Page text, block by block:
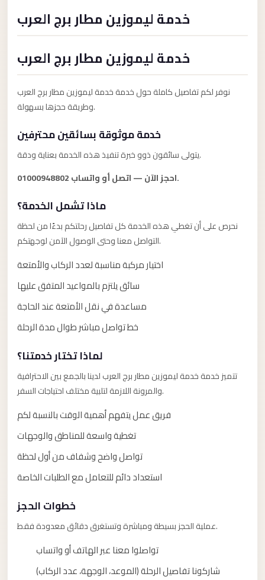
خدمة ليموزين مطار برج العرب
خدمة ليموزين مطار برج العرب
نوفر لكم تفاصيل كاملة حول خدمة خدمة ليموزين مطار برج العرب
وطريقة حجزها بسهولة.
خدمة موثوقة بسائقين محترفين
يتولى سائقون ذوو خبرة تنفيذ هذه الخدمة بعناية ودقة.
احجز الآن — اتصل أو واتساب 01000948802.
ماذا تشمل الخدمة؟
نحرص على أن تغطي هذه الخدمة كل تفاصيل رحلتكم بدءًا من لحظة
التواصل معنا وحتى الوصول الآمن لوجهتكم.
اختيار مركبة مناسبة لعدد الركاب والأمتعة
سائق يلتزم بالمواعيد المتفق عليها
مساعدة في نقل الأمتعة عند الحاجة
خط تواصل مباشر طوال مدة الرحلة
لماذا تختار خدمتنا؟
تتميز خدمة خدمة ليموزين مطار برج العرب لدينا بالجمع بين الاحترافية
والمرونة اللازمة لتلبية مختلف احتياجات السفر.
فريق عمل يتفهم أهمية الوقت بالنسبة لكم
تغطية واسعة للمناطق والوجهات
تواصل واضح وشفاف من أول لحظة
استعداد دائم للتعامل مع الطلبات الخاصة
خطوات الحجز
عملية الحجز بسيطة ومباشرة وتستغرق دقائق معدودة فقط.
تواصلوا معنا عبر الهاتف أو واتساب
شاركونا تفاصيل الرحلة (الموعد، الوجهة، عدد الركاب)
airport
egypt
Cairo
from
Anywhere
Transfer
Cairo
Airport
Transfer
Service
from
Airport
Transfer
from
Cairo
Airport
Alexandria
Transfer
Cairo
Airport
Transfer
Companies